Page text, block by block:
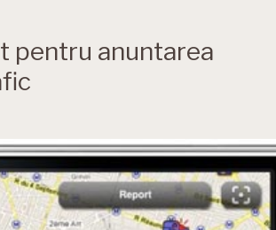
pentru anuntarea